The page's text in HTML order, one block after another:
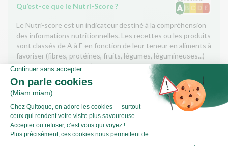
Qu’est-ce que le Nutri-Score ?
Le Nutri-score est un indicateur destiné à la compréhension
des informations nutritionnelles. Les recettes ou les produits
sont classés de A à E en fonction de leur teneur en aliments à
favoriser (fibres, protéines, fruits, légumes, légumineuses...)
et en aliments à limiter (énergie, acides gras saturés, sucres,
Le Score Carbone